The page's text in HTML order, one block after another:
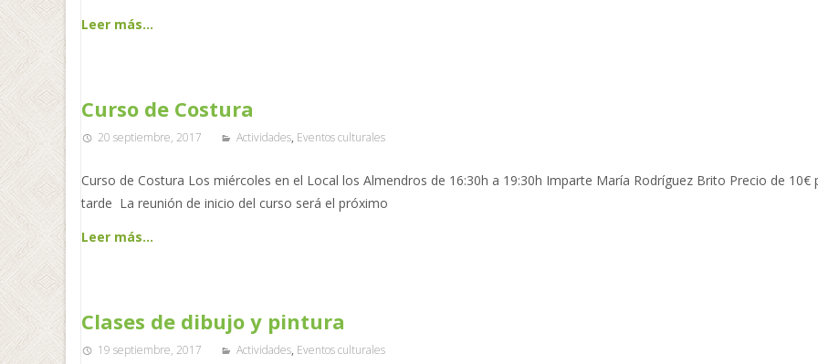
Leer más…
Curso de Costura
20 septiembre, 2017 Actividades, Eventos culturales
Curso de Costura Los miércoles en el Local los Almendros de 16:30h a 19:30h Imparte María Rodríguez Brito Precio de 10€
tarde La reunión de inicio del curso será el próximo
Leer más…
Clases de dibujo y pintura
19 septiembre, 2017 Actividades, Eventos culturales